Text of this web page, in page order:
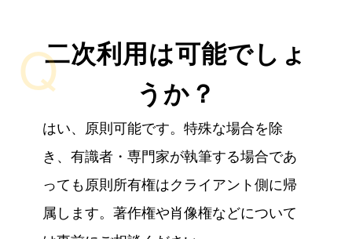
Q二次利用は可能でしょ
うか？
はい、原則可能です。特殊な場合を除
き、有識者・専門家が執筆する場合であ
っても原則所有権はクライアント側に帰
属します。著作権や肖像権などについて